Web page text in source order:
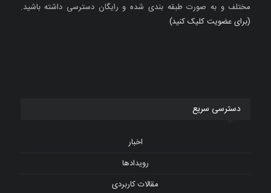
مختلف و به صورت طبقه بندی شده و رایگان دسترسی داشته باشید.
(برای عضویت کلیک کنید)
دسترسی سریع
اخبار
رویدادها
مقالات کاربردی